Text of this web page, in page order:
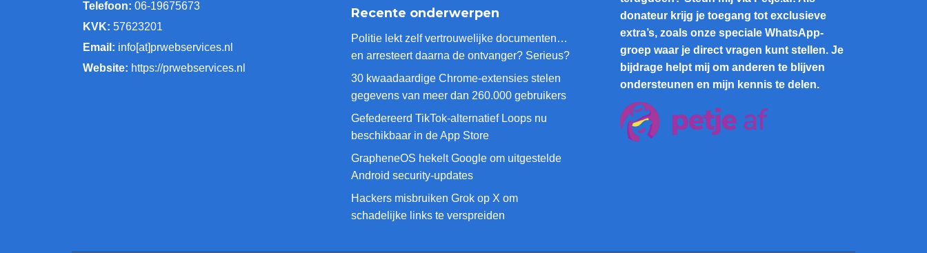
Telefoon: 06-19675673
KVK: 57623201
Email: info[at]prwebservices.nl
Website: https://prwebservices.nl
Recente onderwerpen
Politie lekt zelf vertrouwelijke documenten…
en arresteert daarna de ontvanger? Serieus?
30 kwaadaardige Chrome-extensies stelen
gegevens van meer dan 260.000 gebruikers
Gefedereerd TikTok-alternatief Loops nu
beschikbaar in de App Store
GrapheneOS hekelt Google om uitgestelde
Android security-updates
Hackers misbruiken Grok op X om
schadelijke links te verspreiden
donateur krijg je toegang tot exclusieve
extra’s, zoals onze speciale WhatsApp-
groep waar je direct vragen kunt stellen. Je
bijdrage helpt mij om anderen te blijven
ondersteunen en mijn kennis te delen.